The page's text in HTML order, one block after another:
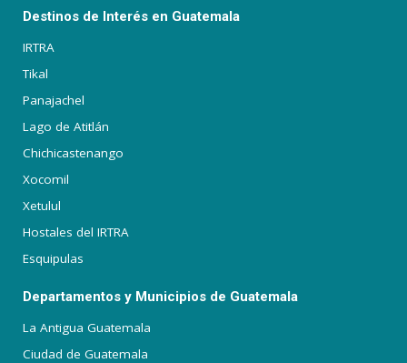
Destinos de Interés en Guatemala
IRTRA
Tikal
Panajachel
Lago de Atitlán
Chichicastenango
Xocomil
Xetulul
Hostales del IRTRA
Esquipulas
Departamentos y Municipios de Guatemala
La Antigua Guatemala
Ciudad de Guatemala